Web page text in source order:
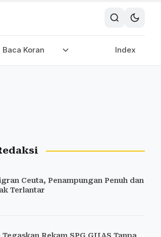
Baca Koran Index
Ceuta, Penampungan Penuh dan
Terlantar